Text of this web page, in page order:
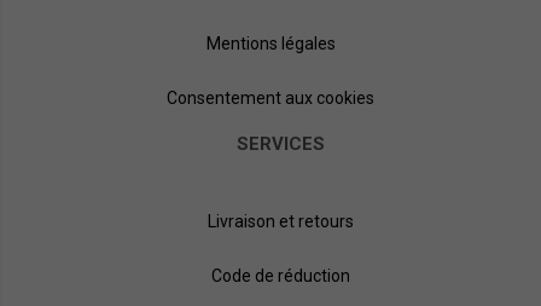
Mentions légales
Consentement aux cookies
SERVICES
Livraison et retours
Code de réduction